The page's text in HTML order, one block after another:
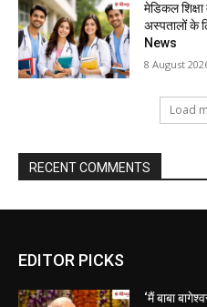
मेडिकल
अस्पतालों के
News
8 August
Load
RECENT COMMENTS
EDITOR PICKS
‘मैं बाबा